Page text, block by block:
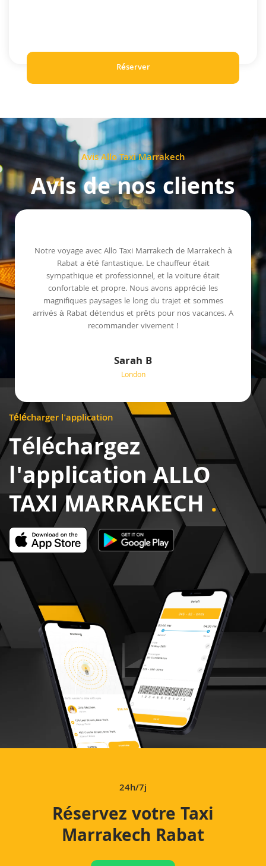
Réserver
Avis Allo Taxi Marrakech
Avis de nos clients
Notre voyage avec Allo Taxi Marrakech de Marrakech à
Rabat a été fantastique. Le chauffeur était
sympathique et professionnel, et la voiture était
confortable et propre. Nous avons apprécié les
magnifiques paysages le long du trajet et sommes
arrivés à Rabat détendus et prêts pour nos vacances. A
recommander vivement !
Sarah B
London
Télécharger l'application
Téléchargez
l'application ALLO
TAXI MARRAKECH.
24h/7j
Réservez votre Taxi
Marrakech Rabat